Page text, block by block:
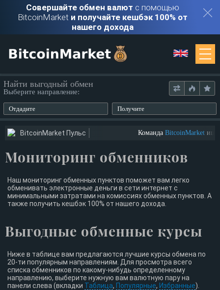
Совершайте обмен валют с помощью
BitcoinMarket и получайте кешбэк 100% от
нашего дохода
Обменники
Войти
Регистрация
Найти выгодный обмен
Выберите направление:
Отдадите Получите
BitcoinMarket Пульс Команда BitcoinMarketищет
Мониторинг обменников
Наш мониторинг обменных пунктов поможет вам легко
обменивать электронные деньги в сети интернет с
минимальными затратами на комиссиях обменных пунктов. А
также получить кешбэк 100% от нашего дохода.
Выгодные обменные курсы
Ниже в таблице вам предлагаются лучшие курсы обмена по
20-ти популярным направлениям. Для просмотра всего
списка обменников по какому-нибудь определенному
направлению, выберите нужную вам валютную пару на
панели слева (вкладки Таблица, Популярные, Избранные).